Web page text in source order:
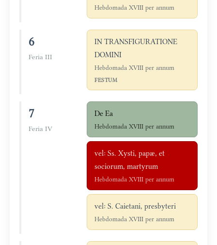
Hebdomada XVIII per annum
6
Feria III
IN TRANSFIGURATIONE
DOMINI
Hebdomada XVIII per annum
FESTUM
7
Feria IV
De Ea
Hebdomada XVIII per annum
vel: Ss. Xysti, papæ, et
sociorum, martyrum
Hebdomada XVIII per annum
vel: S. Caietani, presbyteri
Hebdomada XVIII per annum